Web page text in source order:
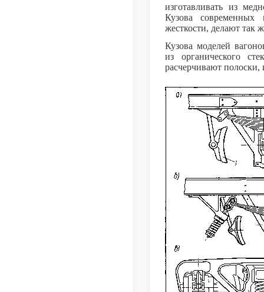
изготавливать из
Кузова современных
жесткости, делают так
Кузова моделей
из органического
расчерчивают